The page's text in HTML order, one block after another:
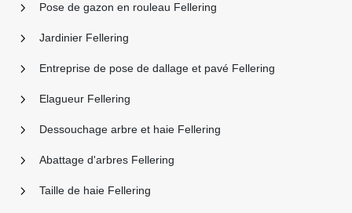
Pose de gazon en rouleau Fellering
Jardinier Fellering
Entreprise de pose de dallage et pavé Fellering
Elagueur Fellering
Dessouchage arbre et haie Fellering
Abattage d'arbres Fellering
Taille de haie Fellering